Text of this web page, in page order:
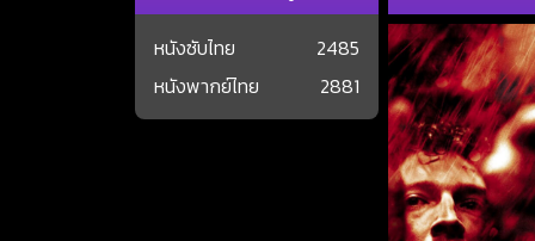
หนังซับไทย
2485
หนังพากย์ไทย
2881